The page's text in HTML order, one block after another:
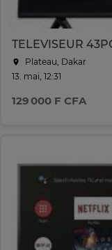
TELEVISEUR
Plateau, Dakar
13. mai, 12:31
129 000 F CFA